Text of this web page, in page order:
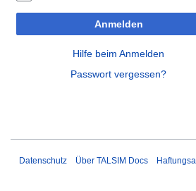
Anmelden
Hilfe beim Anmelden
Passwort vergessen?
Datenschutz Über TALSIM Docs